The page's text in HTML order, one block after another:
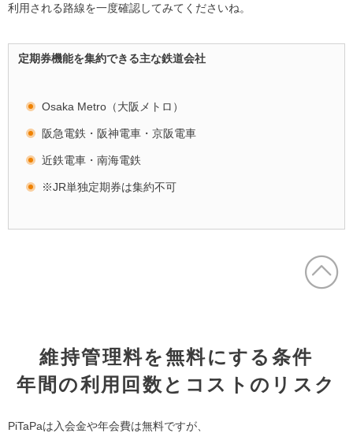
利用される路線を一度確認してみてくださいね。
定期券機能を集約できる主な鉄道会社
Osaka Metro（大阪メトロ）
阪急電鉄・阪神電車・京阪電車
近鉄電車・南海電鉄
※JR単独定期券は集約不可
維持管理料を無料にする条件
年間の利用回数とコストのリスク
PiTaPaは入会金や年会費は無料ですが、